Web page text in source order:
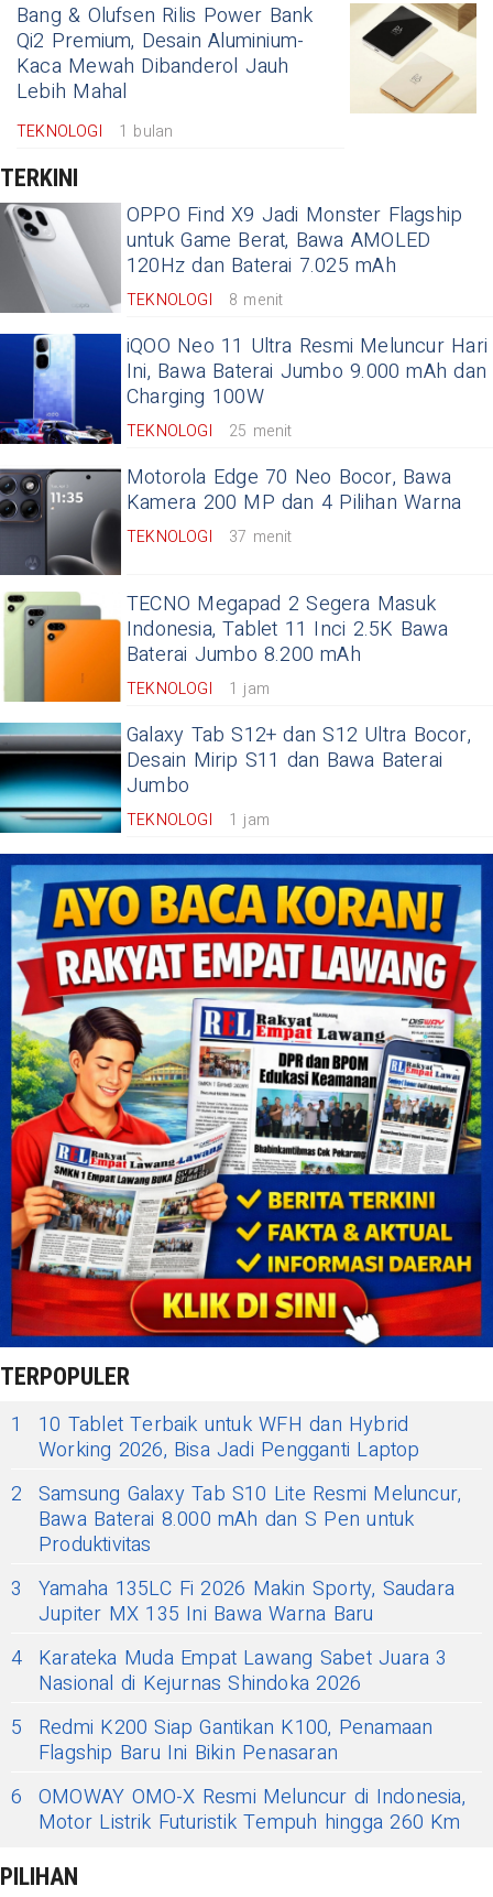
Bang & Olufsen Rilis Power Bank
Qi2 Premium, Desain Aluminium-
Kaca Mewah Dibanderol Jauh
Lebih Mahal
TEKNOLOGI 1 bulan
TERKINI
OPPO Find X9 Jadi Monster Flagship
untuk Game Berat, Bawa AMOLED
120Hz dan Baterai 7.025 mAh
TEKNOLOGI 8 menit
iQOO Neo 11 Ultra Resmi Meluncur Hari
Ini, Bawa Baterai Jumbo 9.000 mAh dan
Charging 100W
TEKNOLOGI 25 menit
Motorola Edge 70 Neo Bocor, Bawa
Kamera 200 MP dan 4 Pilihan Warna
TEKNOLOGI 37 menit
TECNO Megapad 2 Segera Masuk
Indonesia, Tablet 11 Inci 2.5K Bawa
Baterai Jumbo 8.200 mAh
TEKNOLOGI 1 jam
Galaxy Tab S12+ dan S12 Ultra Bocor,
Desain Mirip S11 dan Bawa Baterai
Jumbo
TEKNOLOGI 1 jam
TERPOPULER
1
10 Tablet Terbaik untuk WFH dan Hybrid
Working 2026, Bisa Jadi Pengganti Laptop
2 Samsung Galaxy Tab S10 Lite Resmi Meluncur,
Bawa Baterai 8.000 mAh dan S Pen untuk
Produktivitas
3
Yamaha 135LC Fi 2026 Makin Sporty, Saudara
Jupiter MX 135 Ini Bawa Warna Baru
4 Karateka Muda Empat Lawang Sabet Juara 3
Nasional di Kejurnas Shindoka 2026
5
Redmi K200 Siap Gantikan K100, Penamaan
Flagship Baru Ini Bikin Penasaran
6 OMOWAY OMO-X Resmi Meluncur di Indonesia,
Motor Listrik Futuristik Tempuh hingga 260 Km
PILIHAN